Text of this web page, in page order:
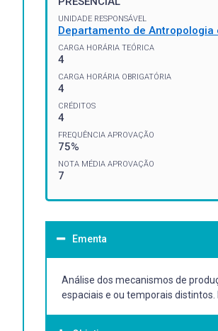
UNIDADE RESPONSÁVEL
Departamento de Antropologia
CARGA HORÁRIA TEÓRICA
4
CARGA HORÁRIA OBRIGATÓRIA
4
CRÉDITOS
4
FREQUÊNCIA APROVAÇÃO
75%
NOTA MÉDIA APROVAÇÃO
7
Ementa
Análise dos mecanismos de
espaciais e ou temporais